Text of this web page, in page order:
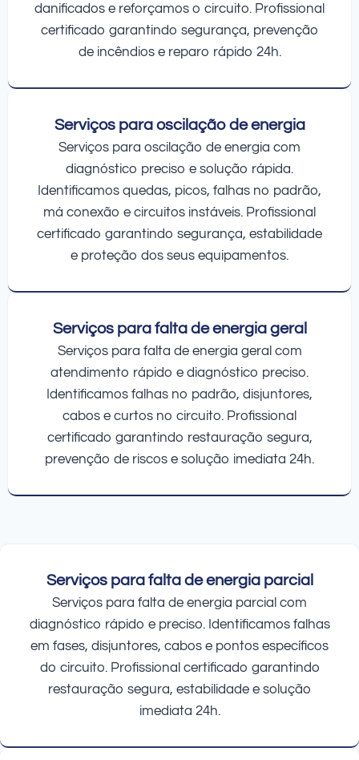
danificados e reforçamos o circuito. Profissional
certificado garantindo segurança, prevenção
de incêndios e reparo rápido 24h.
Serviços para oscilação de energia
Serviços para oscilação de energia com
diagnóstico preciso e solução rápida.
Identificamos quedas, picos, falhas no padrão,
má conexão e circuitos instáveis. Profissional
certificado garantindo segurança, estabilidade
e proteção dos seus equipamentos.
Serviços para falta de energia geral
Serviços para falta de energia geral com
atendimento rápido e diagnóstico preciso.
Identificamos falhas no padrão, disjuntores,
cabos e curtos no circuito. Profissional
certificado garantindo restauração segura,
prevenção de riscos e solução imediata 24h.
Serviços para falta de energia parcial
Serviços para falta de energia parcial com
diagnóstico rápido e preciso. Identificamos falhas
em fases, disjuntores, cabos e pontos específicos
do circuito. Profissional certificado garantindo
restauração segura, estabilidade e solução
imediata 24h.